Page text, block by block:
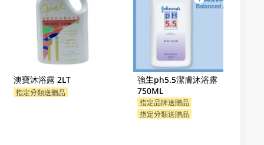
澳寶沐浴露 2LT
指定分類送贈品
強生ph5.5潔膚沐浴露
750ML
指定品牌送贈品
指定分類送贈品